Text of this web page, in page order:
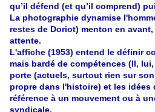
qu’il défend (et qu’il comprend)
La photographie dynamise
restes de Doriot) menton en
attente.
L'affiche (1953) entend le définir
mais bardé de compétences (Il,
porte (actuels, surtout rien sur
propre dans l'histoire) et les idées
référence à un mouvement ou à
syndicale.